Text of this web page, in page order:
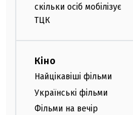
скільки осіб мобілізує
ТЦК
Кіно
Найцікавіші фільми
Українські фільми
Фільми на вечір